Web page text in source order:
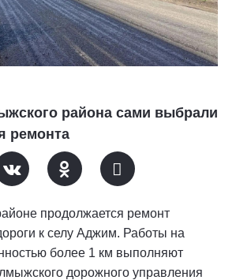
района сами выбрали
ремонта
продолжается ремонт
к селу Аджим. Работы на
более 1 км выполняют
дорожного управления